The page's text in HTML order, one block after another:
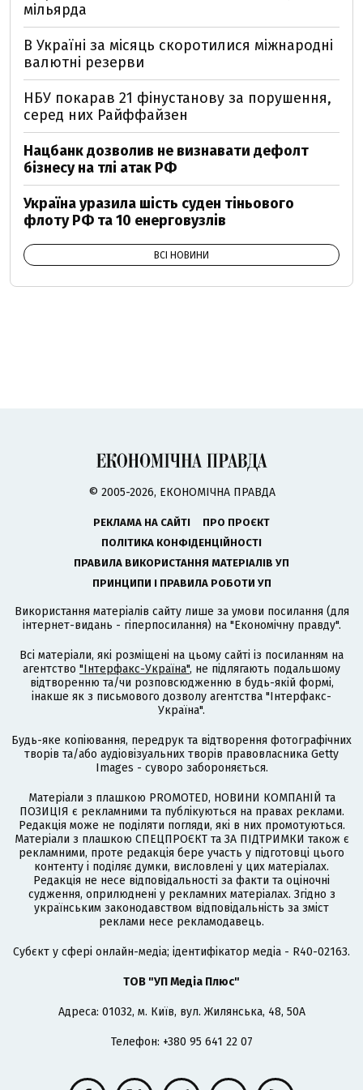
мільярда
В Україні за місяць скоротилися міжнародні
валютні резерви
НБУ покарав 21 фінустанову за порушення,
серед них Райффайзен
Нацбанк дозволив не визнавати дефолт
бізнесу на тлі атак РФ
Україна уразила шість суден тіньового
флоту РФ та 10 енерговузлів
ВСІ НОВИНИ
© 2005-2026, ЕКОНОМІЧНА ПРАВДА
РЕКЛАМА НА САЙТІ
ПРО ПРОЄКТ
ПОЛІТИКА КОНФІДЕНЦІЙНОСТІ
ПРАВИЛА ВИКОРИСТАННЯ МАТЕРІАЛІВ УП
ПРИНЦИПИ І ПРАВИЛА РОБОТИ УП
Використання матеріалів сайту лише за умови посилання (для
інтернет-видань - гіперпосилання) на "Економічну правду".
Всі матеріали, які розміщені на цьому сайті із посиланням на
агентство "Інтерфакс-Україна", не підлягають подальшому
відтворенню та/чи розповсюдженню в будь-якій формі,
інакше як з письмового дозволу агентства "Інтерфакс-
Україна".
Будь-яке копіювання, передрук та відтворення фотографічних
творів та/або аудіовізуальних творів правовласника Getty
Images - суворо забороняється.
Матеріали з плашкою PROMOTED, НОВИНИ КОМПАНІЙ та
ПОЗИЦІЯ є рекламними та публікуються на правах реклами.
Редакція може не поділяти погляди, які в них промотуються.
Матеріали з плашкою СПЕЦПРОЄКТ та ЗА ПІДТРИМКИ також є
рекламними, проте редакція бере участь у підготовці цього
контенту і поділяє думки, висловлені у цих матеріалах.
Редакція не несе відповідальності за факти та оціночні
судження, оприлюднені у рекламних матеріалах. Згідно з
українським законодавством відповідальність за зміст
реклами несе рекламодавець.
Cубєкт у сфері онлайн-медіа; ідентифікатор медіа - R40-02163.
ТОВ "УП Медіа Плюс"
Адреса: 01032, м. Київ, вул. Жилянська, 48, 50А
Телефон: +380 95 641 22 07